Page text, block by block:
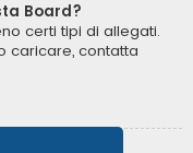
Board?
certi tipi di allegati.
caricare, contatta